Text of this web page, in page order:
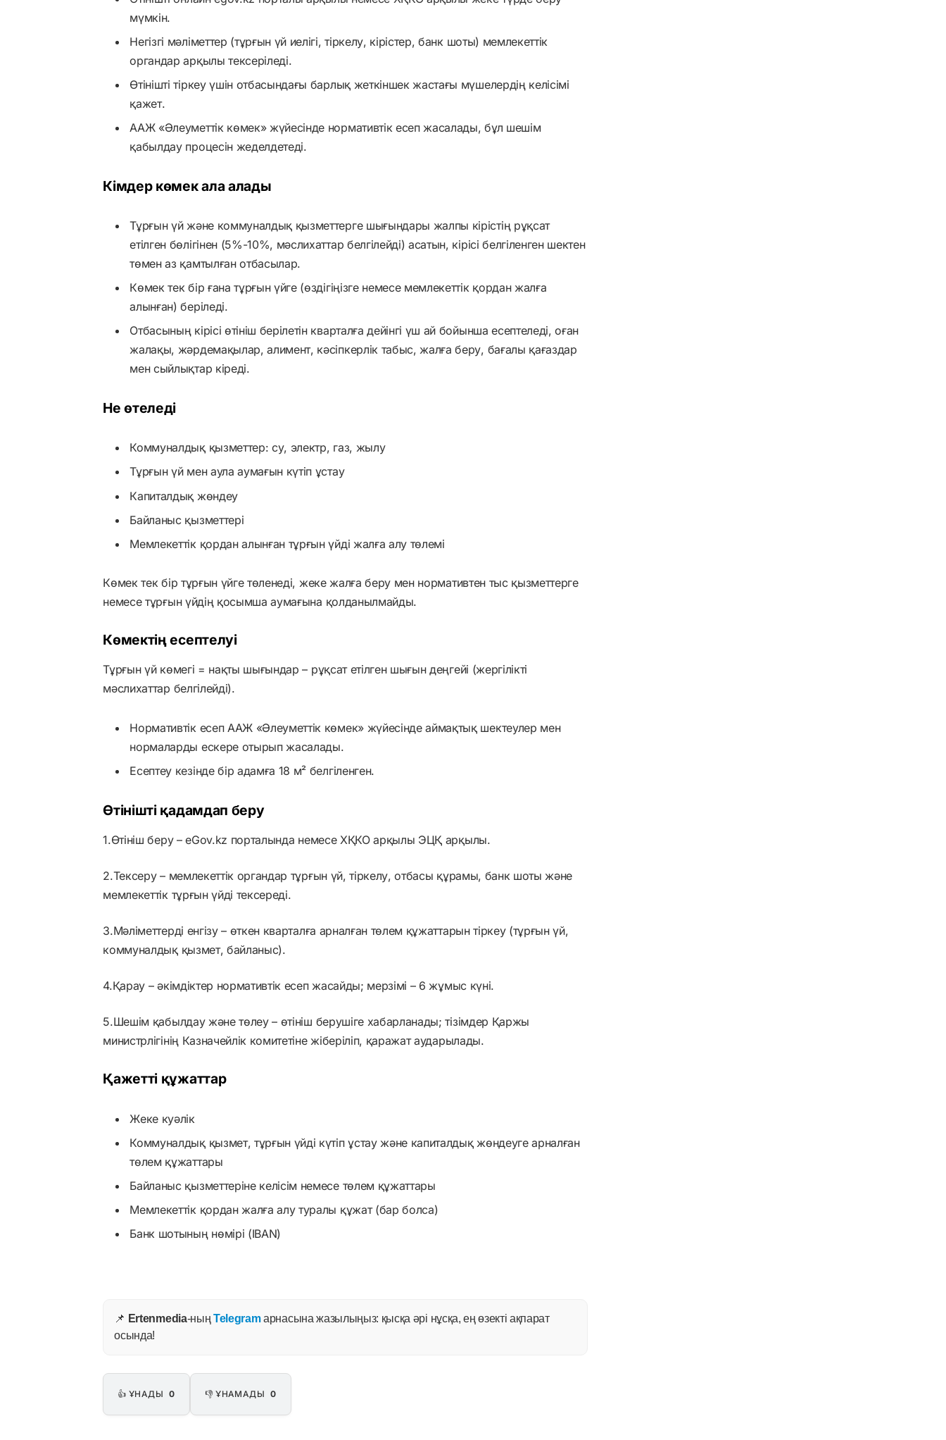
мүмкін.
Негізгі мәліметтер (тұрғын үй иелігі, тіркелу, кірістер, банк шоты) мемлекеттік
органдар арқылы тексеріледі.
Өтінішті тіркеу үшін отбасындағы барлық жеткіншек жастағы мүшелердің келісімі
қажет.
ААЖ «Әлеуметтік көмек» жүйесінде нормативтік есеп жасалады, бұл шешім
қабылдау процесін жеделдетеді.
Кімдер көмек ала алады
Тұрғын үй және коммуналдық қызметтерге шығындары жалпы кірістің рұқсат
етілген бөлігінен (5%-10%, мәслихаттар белгілейді) асатын, кірісі белгіленген шектен
төмен аз қамтылған отбасылар.
Көмек тек бір ғана тұрғын үйге (өздігіңізге немесе мемлекеттік қордан жалға
алынған) беріледі.
Отбасының кірісі өтініш берілетін кварталға дейінгі үш ай бойынша есептеледі, оған
жалақы, жәрдемақылар, алимент, кәсіпкерлік табыс, жалға беру, бағалы қағаздар
мен сыйлықтар кіреді.
Не өтеледі
Коммуналдық қызметтер: су, электр, газ, жылу
Тұрғын үй мен аула аумағын күтіп ұстау
Капиталдық жөндеу
Байланыс қызметтері
Мемлекеттік қордан алынған тұрғын үйді жалға алу төлемі
Көмек тек бір тұрғын үйге төленеді, жеке жалға беру мен нормативтен тыс қызметтерге
немесе тұрғын үйдің қосымша аумағына қолданылмайды.
Көмектің есептелуі
Тұрғын үй көмегі = нақты шығындар – рұқсат етілген шығын деңгейі (жергілікті
мәслихаттар белгілейді).
Нормативтік есеп ААЖ «Әлеуметтік көмек» жүйесінде аймақтық шектеулер мен
нормаларды ескере отырып жасалады.
Есептеу кезінде бір адамға 18 м² белгіленген.
Өтінішті қадамдап беру
1.Өтініш беру – eGov.kz порталында немесе ХҚКО арқылы ЭЦҚ арқылы.
2.Тексеру – мемлекеттік органдар тұрғын үй, тіркелу, отбасы құрамы, банк шоты және
мемлекеттік тұрғын үйді тексереді.
3.Мәліметтерді енгізу – өткен кварталға арналған төлем құжаттарын тіркеу (тұрғын үй,
коммуналдық қызмет, байланыс).
4.Қарау – әкімдіктер нормативтік есеп жасайды; мерзімі – 6 жұмыс күні.
5.Шешім қабылдау және төлеу – өтініш берушіге хабарланады; тізімдер Қаржы
министрлігінің Казначейлік комитетіне жіберіліп, қаражат аударылады.
Қажетті құжаттар
Жеке куәлік
Коммуналдық қызмет, тұрғын үйді күтіп ұстау және капиталдық жөндеуге арналған
төлем құжаттары
Байланыс қызметтеріне келісім немесе төлем құжаттары
Мемлекеттік қордан жалға алу туралы құжат (бар болса)
Банк шотының нөмірі (IBAN)
📌 Ertenmedia-ның Telegramарнасына жазылыңыз: қысқа әрі нұсқа, ең өзекті ақпарат
осында!
👍 ҰНАДЫ 0 👎 ҰНАМАДЫ 0